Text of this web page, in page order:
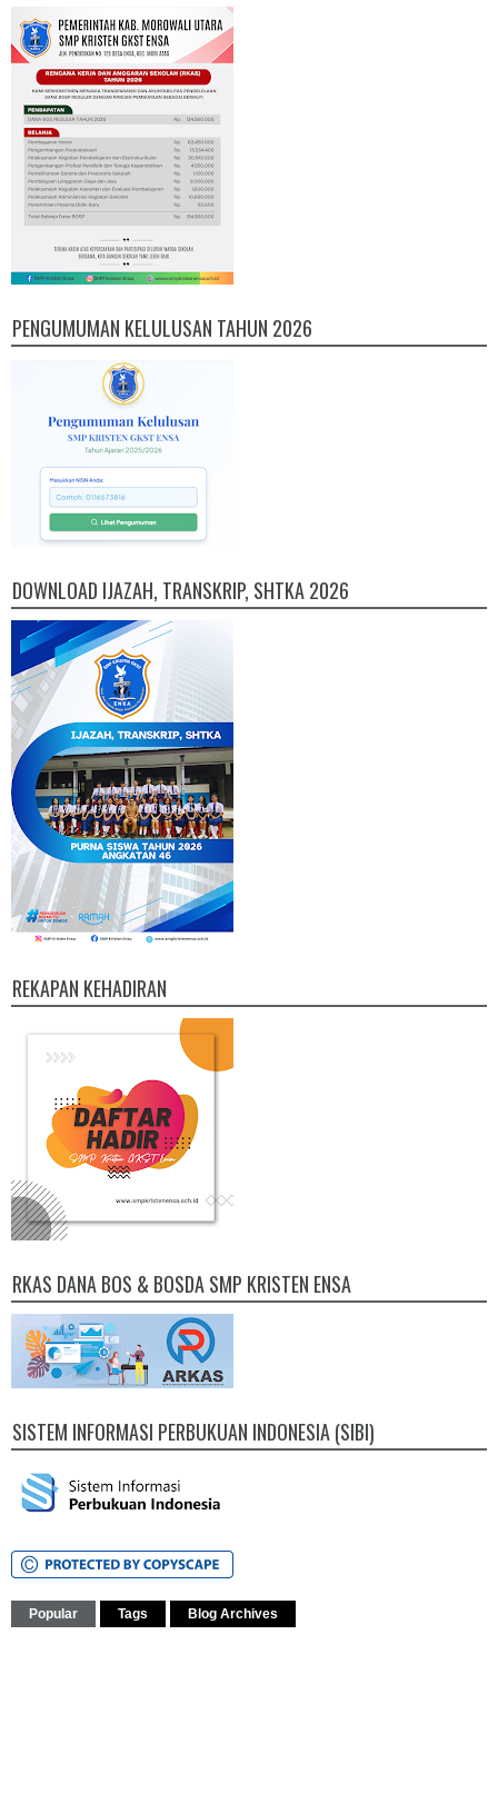
PENGUMUMAN KELULUSAN TAHUN 2026
DOWNLOAD IJAZAH, TRANSKRIP, SHTKA 2026
REKAPAN KEHADIRAN
RKAS DANA BOS & BOSDA SMP KRISTEN ENSA
SISTEM INFORMASI PERBUKUAN INDONESIA (SIBI)
Popular Tags Blog Archives